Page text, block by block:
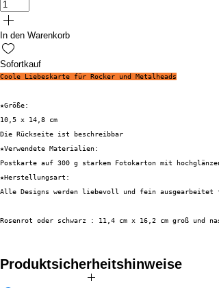
In den Warenkorb
Sofortkauf
Coole Liebeskarte für Rocker und Metalheads
★Größe:
10,5 x 14,8 cm
Die Rückseite ist beschreibbar
★Verwendete Materialien:
Postkarte auf 300 g starkem Fotokarton mit
★Herstellungsart:
Alle Designs werden liebevoll und fein
Rosenrot oder schwarz : 11,4 cm x 16,2 cm groß und
Produktsicherheitshinweise